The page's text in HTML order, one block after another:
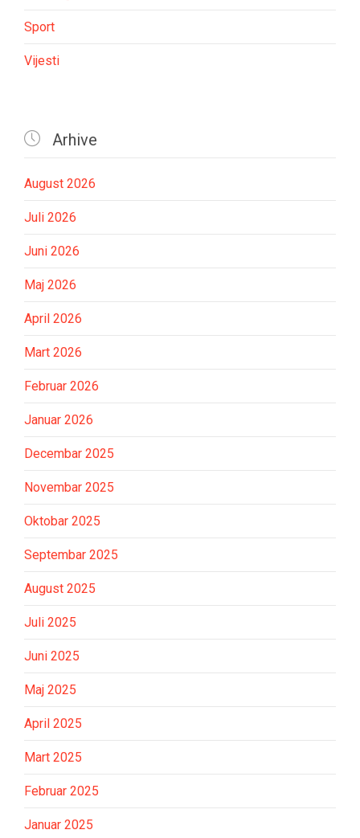
Sport
Vijesti
 Arhive
August 2026
Juli 2026
Juni 2026
Maj 2026
April 2026
Mart 2026
Februar 2026
Januar 2026
Decembar 2025
Novembar 2025
Oktobar 2025
Septembar 2025
August 2025
Juli 2025
Juni 2025
Maj 2025
April 2025
Mart 2025
Februar 2025
Januar 2025